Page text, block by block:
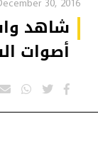
أصوات